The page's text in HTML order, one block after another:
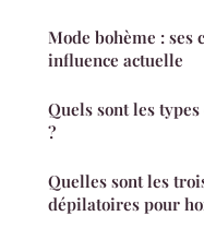
Mode bohème : ses
influence actuelle
Quels sont les
?
Quelles sont les
dépilatoires pour